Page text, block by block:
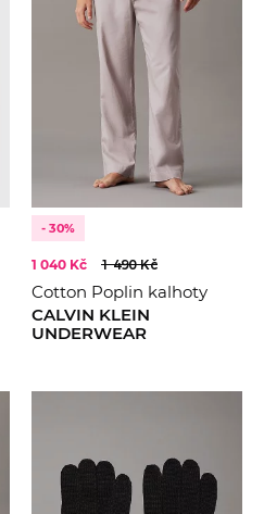
- 30%
1 040 Kč 1 490 Kč
Cotton Poplin kalhoty
CALVIN KLEIN
UNDERWEAR